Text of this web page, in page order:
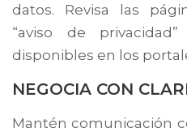
datos. Revisa las
“aviso de
disponibles en los
NEGOCIA CON
Mantén comunicación